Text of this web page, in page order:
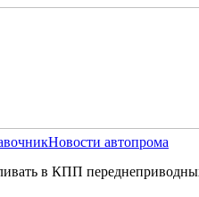
Новости автопрома
в КПП